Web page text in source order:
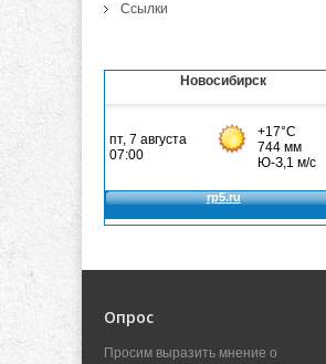
Ссылки
Новосибирск
Опрос
Просим выразить мнение о